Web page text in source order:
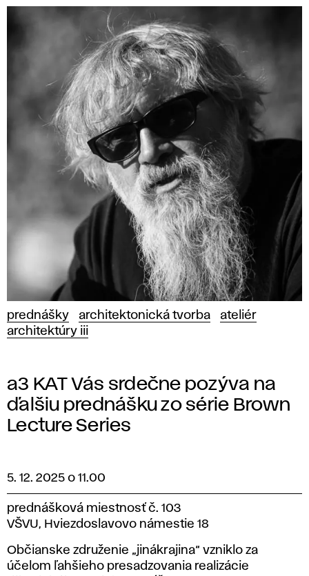
prednášky architektonická tvorba
ateliér
architektúry iii
a3 KAT Vás srdečne pozýva na
ďalšiu prednášku zo série Brown
Lecture Series
5. 12. 2025 o 11.00
prednášková miestnosť č. 103
VŠVU, Hviezdoslavovo námestie 18
Občianske združenie „jinákrajina“ vzniklo za
účelom ľahšieho presadzovania realizácie